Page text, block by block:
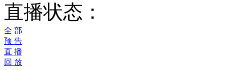
直播状态：
全 部
预 告
直 播
回 放